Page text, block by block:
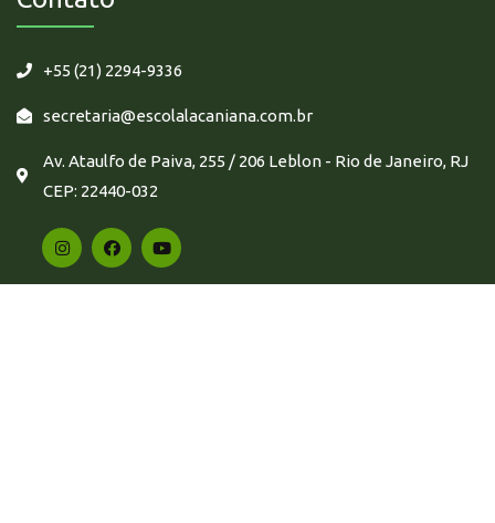
+55 (21) 2294-9336
secretaria@escolalacaniana.com.br
Av. Ataulfo de Paiva, 255 / 206 Leblon - Rio de Janeiro, RJ
CEP: 22440-032